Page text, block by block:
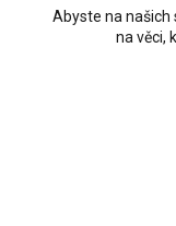
Abyste na našich
na věci,